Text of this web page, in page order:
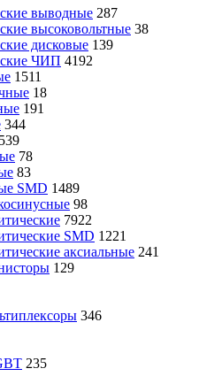
выводные 287
высоковольтные 38
дисковые 139
ЧИП 4192
1511
18
191
344
539
78
83
SMD 1489
98
7922
SMD 1221
аксиальные 241
129
346
235